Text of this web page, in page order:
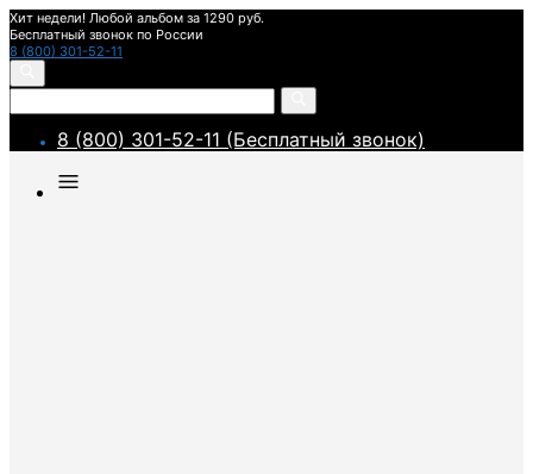
Хит недели! Любой альбом за 1290 руб.
Бесплатный звонок по России
8 (800) 301-52-11
8 (800) 301-52-11 (Бесплатный звонок)